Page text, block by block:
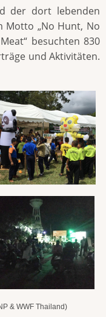
der dort lebenden
Motto „No Hunt, No
besuchten 830
und Aktivitäten.
& WWF Thailand)